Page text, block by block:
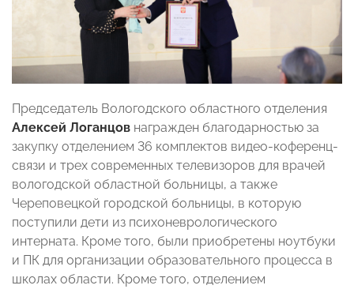
Председатель Вологодского областного отделения
Алексей Логанцов награжден благодарностью за
закупку отделением 36 комплектов видео-коференц-
связи и трех современных телевизоров для врачей
вологодской областной больницы, а также
Череповецкой городской больницы, в которую
поступили дети из психоневрологического
интерната. Кроме того, были приобретены ноутбуки
и ПК для организации образовательного процесса в
школах области. Кроме того, отделением